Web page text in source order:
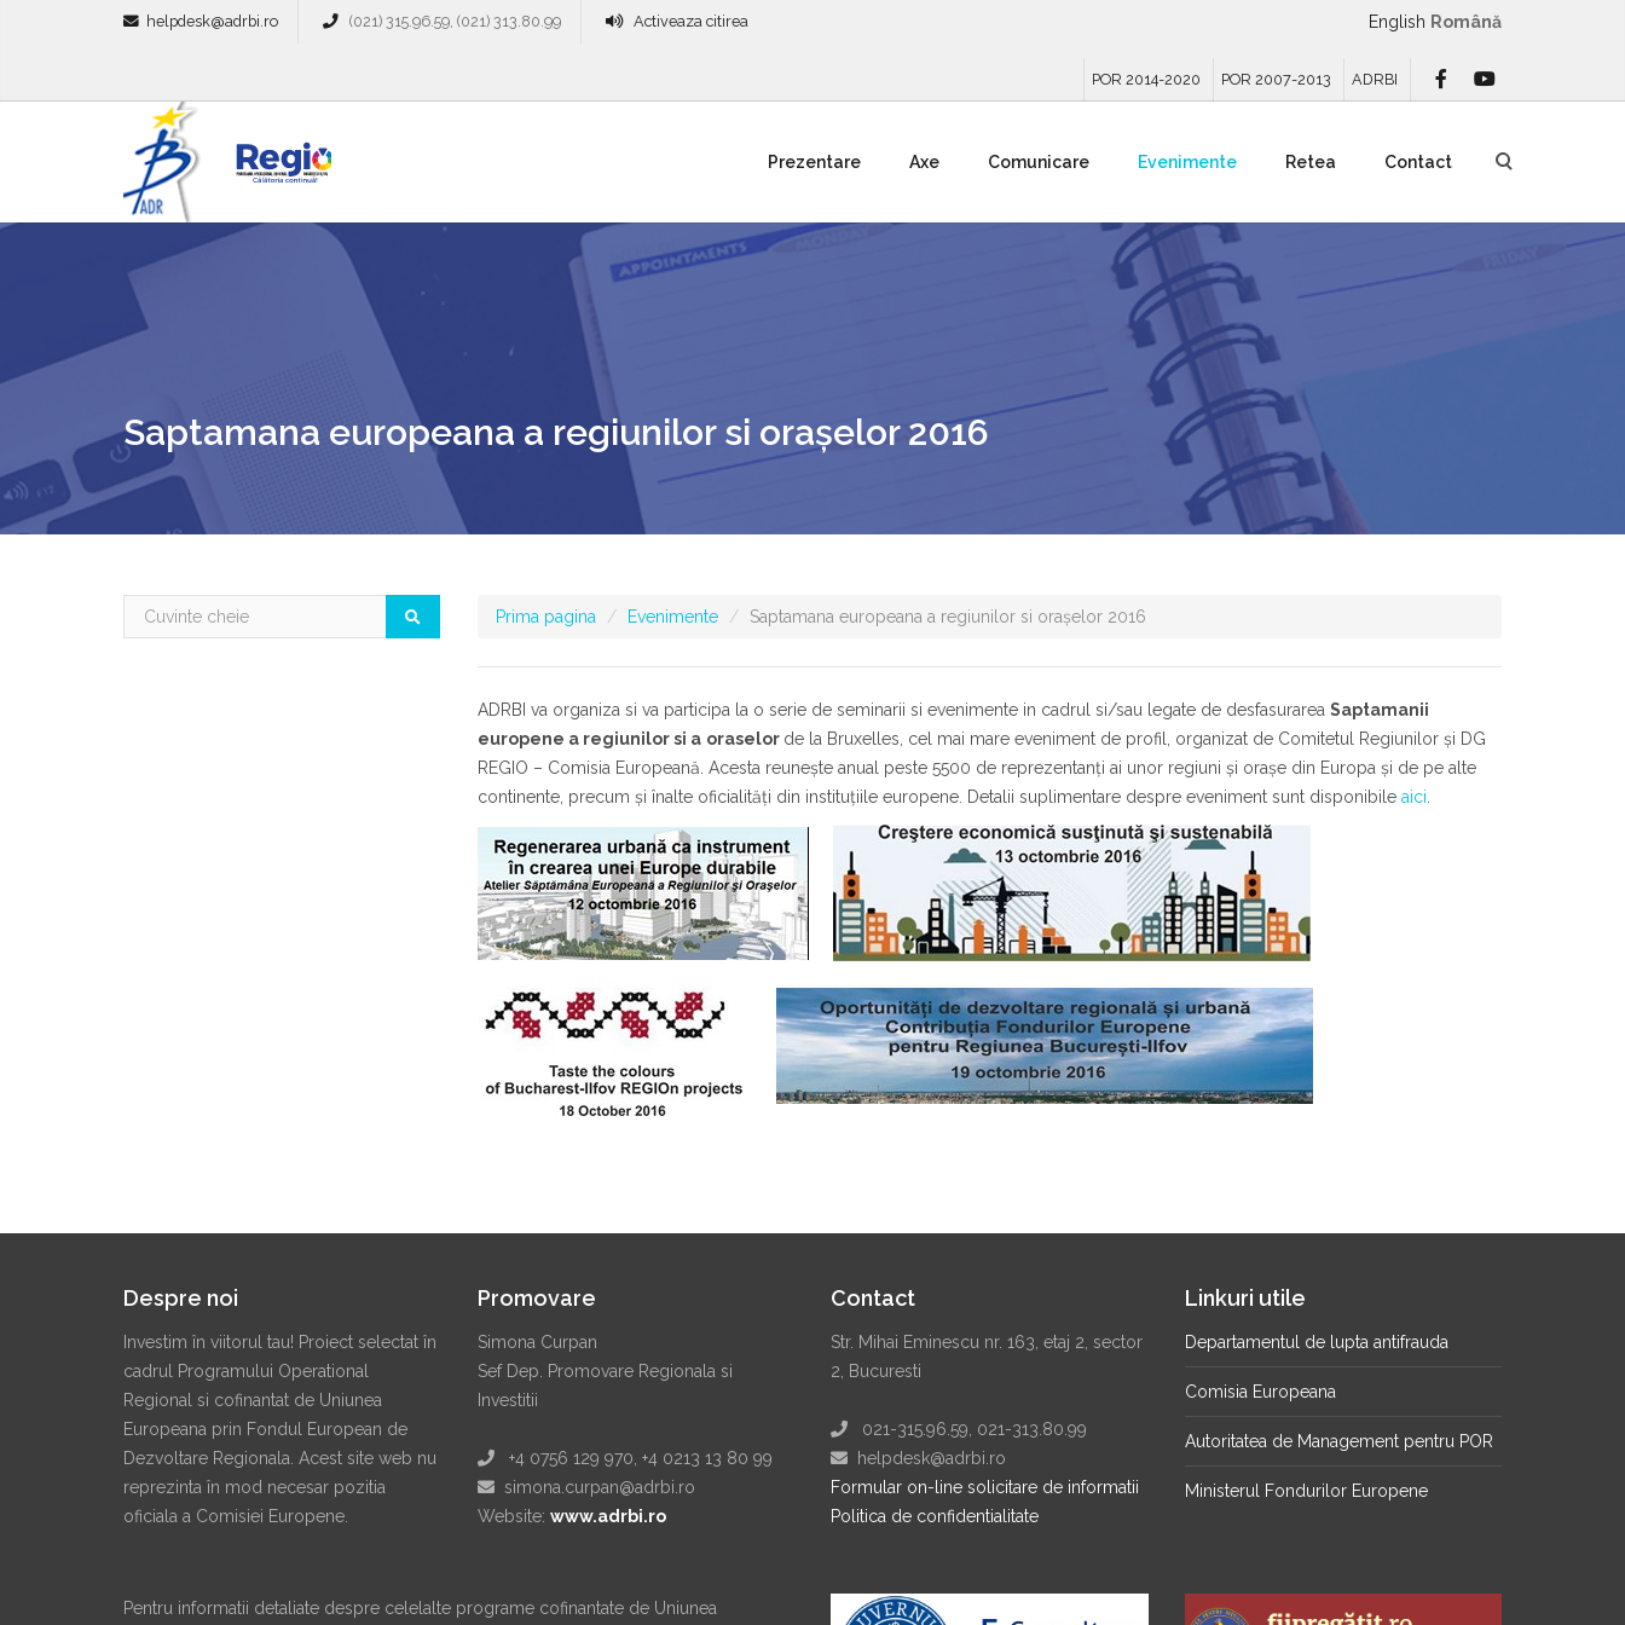
helpdesk@adrbi.ro (021) 315.96.59, (021) 313.80.99 Activeaza citirea English Română
POR 2014-2020 POR 2007-2013 ADRBI
Prezentare Axe Comunicare Evenimente Retea Contact
Saptamana europeana a regiunilor si oraşelor 2016
Prima pagina Evenimente Saptamana europeana a regiunilor si oraşelor 2016
ADRBI va organiza si va participa la o serie de seminarii si evenimente in cadrul si/sau legate de desfasurarea Saptamanii
europene a regiunilor si a oraselor de la Bruxelles, cel mai mare eveniment de profil, organizat de Comitetul Regiunilor şi DG
REGIO – Comisia Europeană. Acesta reuneşte anual peste 5500 de reprezentanţi ai unor regiuni şi oraşe din Europa şi de pe alte
continente, precum şi înalte oficialităţi din instituţiile europene. Detalii suplimentare despre eveniment sunt disponibile aici
Despre noi
Investim în viitorul tau! Proiect selectat în
cadrul Programului Operational
Regional si cofinantat de Uniunea
Europeana prin Fondul European de
Dezvoltare Regionala. Acest site web nu
reprezinta în mod necesar pozitia
oficiala a Comisiei Europene.
Promovare
Simona Curpan
Sef Dep. Promovare Regionala si
Investitii
+4 0756 129 970, +4 0213 13 80 99
simona.curpan@adrbi.ro
Website: www.adrbi.ro
Contact
Str. Mihai Eminescu nr. 163, etaj 2, sector
2, Bucuresti
021-315.96.59, 021-313.80.99
helpdesk@adrbi.ro
Formular on-line solicitare de informatii
Politica de confidentialitate
Linkuri utile
Departamentul de lupta antifrauda
Comisia Europeana
Autoritatea de Management pentru POR
Ministerul Fondurilor Europene
Pentru informatii detaliate despre celelalte programe cofinantate de Uniunea